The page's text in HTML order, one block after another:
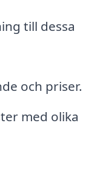
till dessa
och priser.
med olika